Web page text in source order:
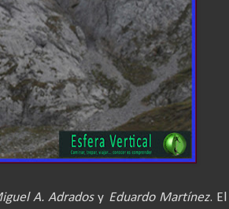
A. Adradosy Eduardo Martínez. El